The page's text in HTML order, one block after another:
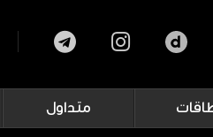
متداول